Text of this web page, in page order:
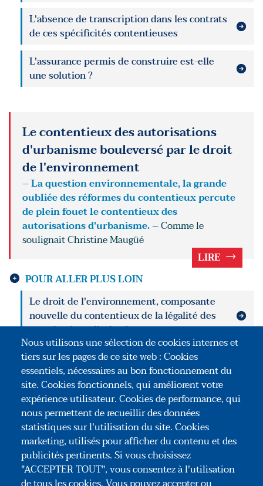
L'absence de transcription dans les contrats
de ces spécificités contentieuses
L'assurance permis de construire est-elle
une solution ?
Le contentieux des autorisations
d'urbanisme bouleversé par le droit
de l'environnement
– La question environnementale, la grande
oubliée des réformes du contentieux percute
de plein fouet le contentieux des
autorisations d'urbanisme. –Comme le
soulignait Christine Maugüé
LIRE
POUR ALLER PLUS LOIN
Le droit de l'environnement, composante
nouvelle du contentieux de la légalité des
autorisations d'urbanisme
La mise en œuvre du permis de construire
impactée par le droit de l'environnement
L'impact du risque sur la mise en œuvre du
permis de construire
Nous utilisons une sélection de cookies internes et
tiers sur les pages de ce site web : Cookies
essentiels, nécessaires au bon fonctionnement du
site. Cookies fonctionnels, qui améliorent votre
expérience utilisateur. Cookies de performance, qui
nous permettent de recueillir des données
statistiques sur l'utilisation du site. Cookies
marketing, utilisés pour afficher du contenu et des
publicités pertinents. Si vous choisissez
"ACCEPTER TOUT", vous consentez à l'utilisation